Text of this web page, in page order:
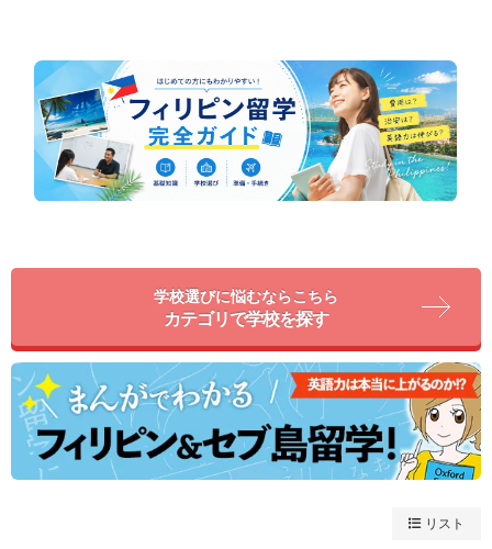
学校選びに悩むならこちら
カテゴリで学校を探す
リスト